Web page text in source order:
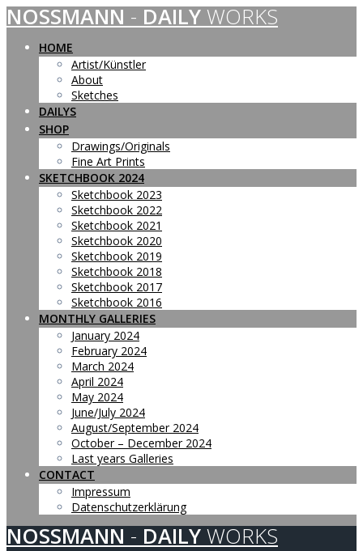
Skip
to
content
NOSSMANN - DAILY WORKS
HOME
Artist/Künstler
About
Sketches
DAILYS
SHOP
Drawings/Originals
Fine Art Prints
SKETCHBOOK 2024
Sketchbook 2023
Sketchbook 2022
Sketchbook 2021
Sketchbook 2020
Sketchbook 2019
Sketchbook 2018
Sketchbook 2017
Sketchbook 2016
MONTHLY GALLERIES
January 2024
February 2024
March 2024
April 2024
May 2024
June/July 2024
August/September 2024
October – December 2024
Last years Galleries
CONTACT
Impressum
Datenschutzerklärung
NOSSMANN - DAILY WORKS